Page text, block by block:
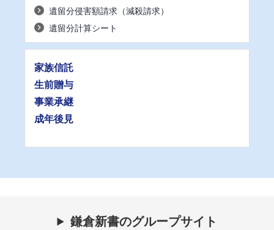
遺留分侵害額請求（減殺請求）
遺留分計算シート
家族信託
生前贈与
事業承継
成年後見
鎌倉新書のグループサイト